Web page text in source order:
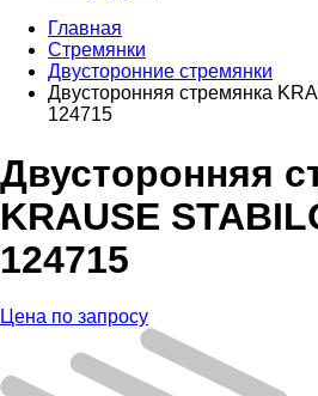
Главная
Стремянки
Двусторонние стремянки
Двусторонняя стремянка
124715
Двусторонняя
KRAUSE
124715
Цена по запросу